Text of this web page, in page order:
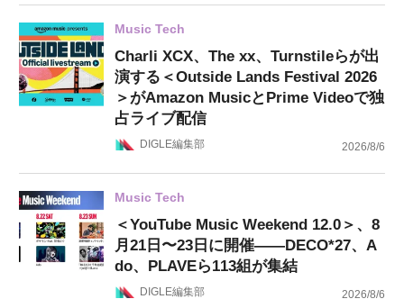
Music Tech
Charli XCX、The xx、Turnstileらが出
演する＜Outside Lands Festival 2026
＞がAmazon MusicとPrime Videoで独
占ライブ配信
DIGLE編集部 2026/8/6
Music Tech
＜YouTube Music Weekend 12.0＞、8
月21日〜23日に開催——DECO*27、A
do、PLAVEら113組が集結
DIGLE編集部 2026/8/6